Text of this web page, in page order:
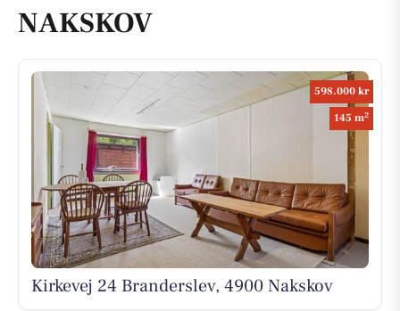
NAKSKOV
598.000 kr
145 m2
Kirkevej 24 Branderslev, 4900 Nakskov